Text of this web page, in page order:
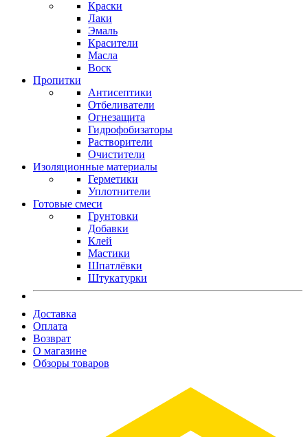
Краски
Лаки
Эмаль
Красители
Масла
Воск
Пропитки
Антисептики
Отбеливатели
Огнезащита
Гидрофобизаторы
Растворители
Очистители
Изоляционные материалы
Герметики
Уплотнители
Готовые смеси
Грунтовки
Добавки
Клей
Мастики
Шпатлёвки
Штукатурки
Доставка
Оплата
Возврат
О магазине
Обзоры товаров